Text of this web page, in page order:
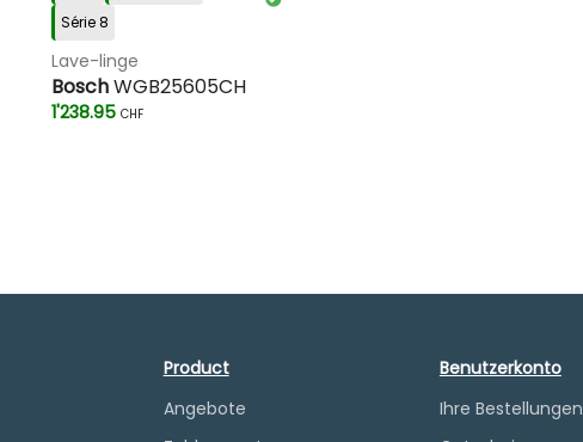
Série 8
Lave-linge
BoschWGB25605CH
1'238.95 CHF
Product
Angebote
Benutzerkonto
Ihre Bestellungen